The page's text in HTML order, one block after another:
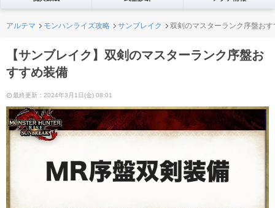
アルテマ モンハンライズ攻略 サンブレイク 双剣のマスターランク序盤おす
【サンブレイク】双剣のマスターランク序盤お
すすめ装備
最終更新：2024年3月1日(金) 08:01